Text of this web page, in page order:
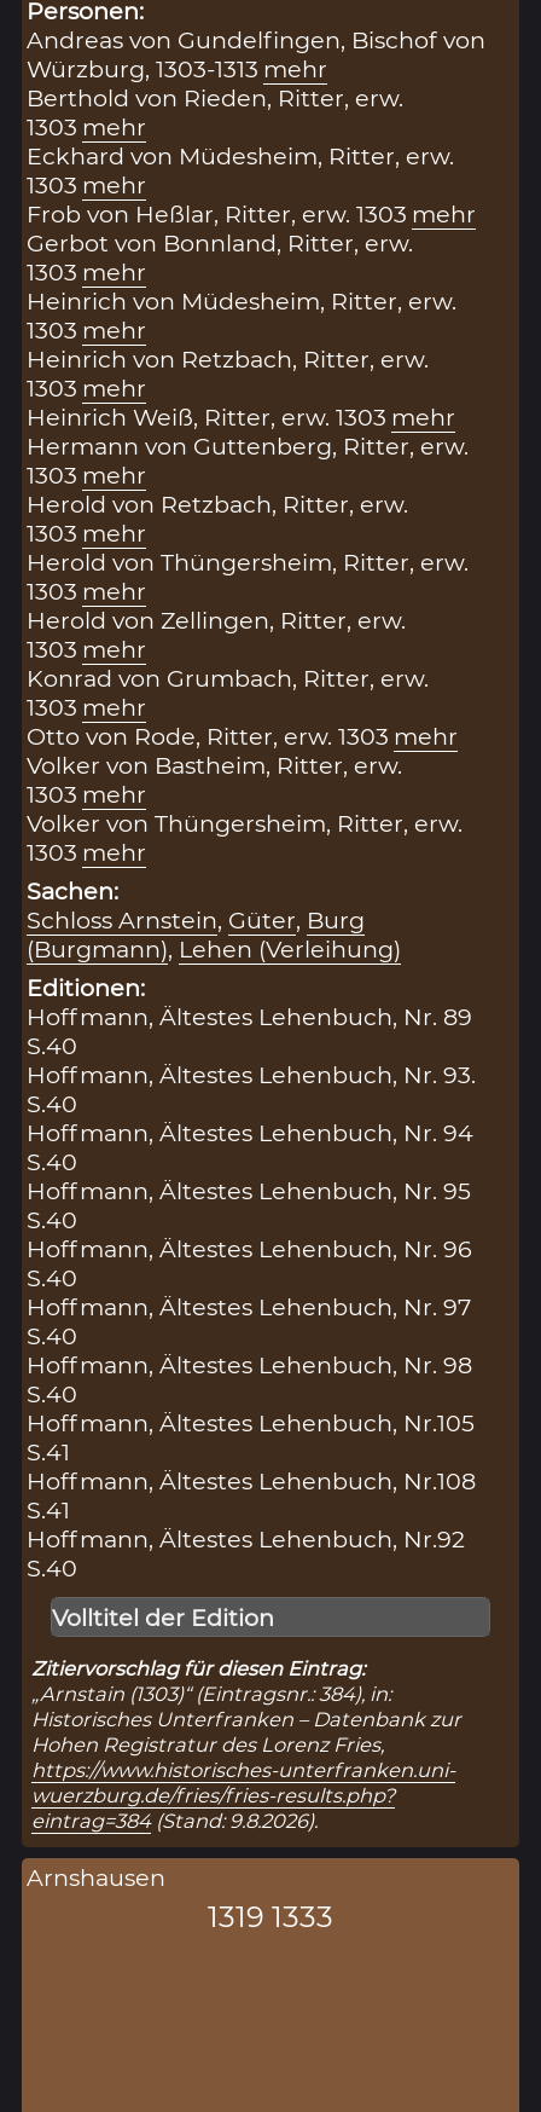
Personen:
Andreas von Gundelfingen, Bischof von
Würzburg, 1303-1313 mehr
Berthold von Rieden, Ritter, erw.
1303 mehr
Eckhard von Müdesheim, Ritter, erw.
1303 mehr
Frob von Heßlar, Ritter, erw. 1303 mehr
Gerbot von Bonnland, Ritter, erw.
1303 mehr
Heinrich von Müdesheim, Ritter, erw.
1303 mehr
Heinrich von Retzbach, Ritter, erw.
1303 mehr
Heinrich Weiß, Ritter, erw. 1303 mehr
Hermann von Guttenberg, Ritter, erw.
1303 mehr
Herold von Retzbach, Ritter, erw.
1303 mehr
Herold von Thüngersheim, Ritter, erw.
1303 mehr
Herold von Zellingen, Ritter, erw.
1303 mehr
Konrad von Grumbach, Ritter, erw.
1303 mehr
Otto von Rode, Ritter, erw. 1303 mehr
Volker von Bastheim, Ritter, erw.
1303 mehr
Volker von Thüngersheim, Ritter, erw.
1303 mehr
Sachen:
Schloss Arnstein, Güter, Burg
(Burgmann), Lehen (Verleihung)
Editionen:
Hoffmann, Ältestes Lehenbuch, Nr. 89
S.40
Hoffmann, Ältestes Lehenbuch, Nr. 93.
S.40
Hoffmann, Ältestes Lehenbuch, Nr. 94
S.40
Hoffmann, Ältestes Lehenbuch, Nr. 95
S.40
Hoffmann, Ältestes Lehenbuch, Nr. 96
S.40
Hoffmann, Ältestes Lehenbuch, Nr. 97
S.40
Hoffmann, Ältestes Lehenbuch, Nr. 98
S.40
Hoffmann, Ältestes Lehenbuch, Nr.105
S.41
Hoffmann, Ältestes Lehenbuch, Nr.108
S.41
Hoffmann, Ältestes Lehenbuch, Nr.92
S.40
Volltitel der Edition
Zitiervorschlag für diesen Eintrag:
„Arnstain (1303)“ (Eintragsnr.: 384), in:
Historisches Unterfranken – Datenbank zur
Hohen Registratur des Lorenz Fries,
https://www.historisches-unterfranken.uni-
wuerzburg.de/fries/fries-results.php?
eintrag=384(Stand: 9.8.2026).
Arnshausen
1319 1333